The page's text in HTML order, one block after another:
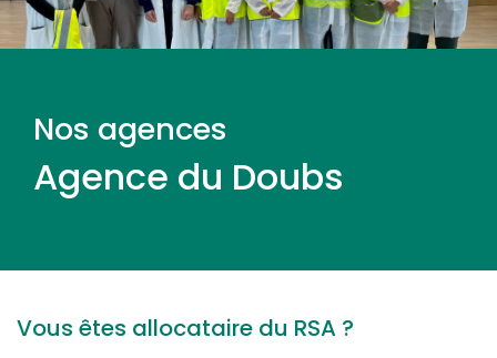
Nos agences
Agence du Doubs
Vous êtes allocataire du RSA ?